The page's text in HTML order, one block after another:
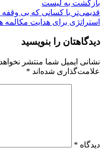
بازگشت بە لیست
قدیمی‌تر با کسانی که بی
استراتژی برای هدایت
دیدگاهتان را بنویسید
نشانی ایمیل شما منتشر
علامت‌گذاری شده‌اند *
دیدگاه *